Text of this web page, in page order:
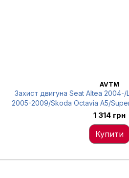
AVTM
Захист двигуна Seat Altea
2005-2009/Skoda Octavia A5/
2014/Caddy 2004-, AVTM,1 314 грн
Купити